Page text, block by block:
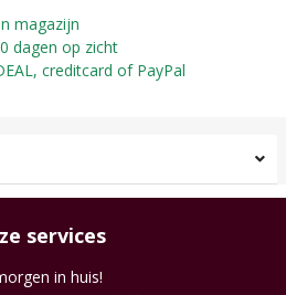
magazijn
dagen op zicht
creditcard of PayPal
services
in huis!